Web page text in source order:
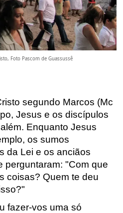
Foto Pascom de Guassussê
segundo Marcos (Mc
Jesus e os discípulos
Enquanto Jesus
os sumos
da Lei e os anciãos
perguntaram: "Com que
coisas? Quem te deu
fazer-vos uma só